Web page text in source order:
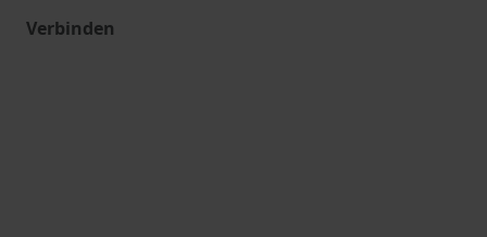
Verbinden